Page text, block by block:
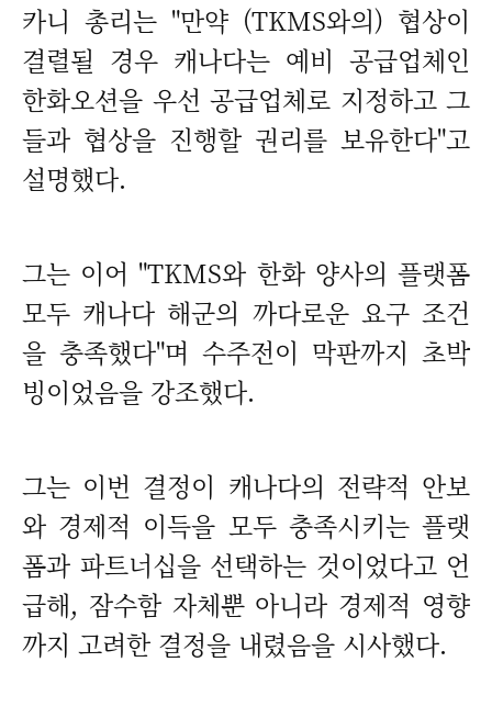
카니 총리는 "만약 (TKMS와의) 협상이
결렬될 경우 캐나다는 예비 공급업체인
한화오션을 우선 공급업체로 지정하고 그
들과 협상을 진행할 권리를 보유한다"고
설명했다.
그는 이어 "TKMS와 한화 양사의 플랫폼
모두 캐나다 해군의 까다로운 요구 조건
을 충족했다"며 수주전이 막판까지 초박
빙이었음을 강조했다.
그는 이번 결정이 캐나다의 전략적 안보
와 경제적 이득을 모두 충족시키는 플랫
폼과 파트너십을 선택하는 것이었다고 언
급해, 잠수함 자체뿐 아니라 경제적 영향
까지 고려한 결정을 내렸음을 시사했다.